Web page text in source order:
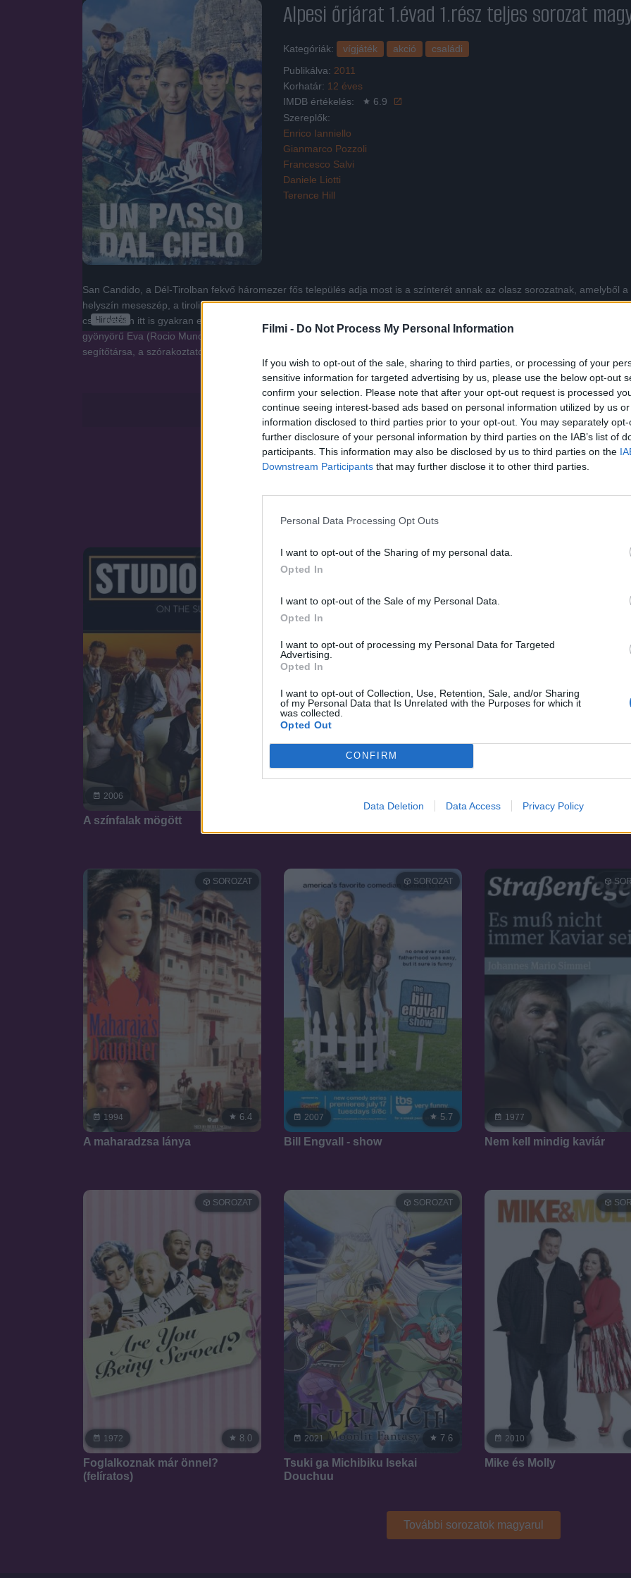
Filmi - Do Not Process My Personal Information
If you wish to opt-out of the sale, sharing to third parties, or processing of your
sensitive information for targeted advertising by us, please use the below opt-out
confirm your selection. Please note that after your opt-out request is processed
continue seeing interest-based ads based on personal information utilized by us
information disclosed to third parties prior to your opt-out. You may separately
further disclosure of your personal information by third parties on the IAB’s list of
participants. This information may also be disclosed by us to third parties on the
Downstream Participants that may further disclose it to other third parties.
Personal Data Processing Opt Outs
I want to opt-out of the Sharing of my personal data.
Opted In
I want to opt-out of the Sale of my Personal Data.
Opted In
I want to opt-out of processing my Personal Data for Targeted
Advertising.
Opted In
I want to opt-out of Collection, Use, Retention, Sale, and/or Sharing
of my Personal Data that Is Unrelated with the Purposes for which it
was collected.
Opted Out
CONFIRM
Data Deletion Data Access Privacy Policy
Hirdetés
Alpesi őrjárat 1.évad 1.rész teljes sorozat
Kategóriák: vígjáték akció
családi
Publikálva: 2011
Korhatár: 12 éves
IMDB értékelés:
6.9
Szereplők:
Enrico Ianniello
Gianmarco Pozzoli
Francesco Salvi
Daniele Liotti
Terence Hill
San Candido, a Dél-Tirolban fekvő háromezer fős település adja most is a színterét annak az olasz sorozatnak, amelyből
helyszín meseszép, a tiroli hegyek, a kristálytiszta tavak, a gazdag élővilág, farkasokkal más vadakkal lenyűgöző hátteret
csal, hiszen itt is gyakran előfordulnak bűnesetek, amiket meg kell oldania a Nápolyból származó Vincenzo Nappi (Enrico
gyönyörű Eva (Rocio Munoz Morales) párjaként, egészen addig, míg a híres rapper, Fedez egy filmes stábbal be nem
segítőtársa, a szórakoztató, nagycsaládos Huber, vagy az erdész Tommaso, akinek az élete tovább bonyolódik Natasha
Tetszett a sorozat? Oszd meg: Viber
Pinterest
X
Facebook
Hasonló sorozatok
2006
A színfalak mögött
SOROZAT
1994
SOROZAT
6.4
A maharadzsa lánya
2007
SOROZAT
5.7
Bill Engvall - show
1977
Nem kell mindig kaviár
1972
SOROZAT
8.0
Foglalkoznak már önnel?
(felíratos)
2021
SOROZAT
7.6
Tsuki ga Michibiku Isekai
Douchuu
2010
Mike és Molly
További sorozatok magyarul